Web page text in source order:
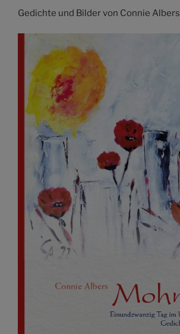
Gedichte und Bilder von Connie Albers